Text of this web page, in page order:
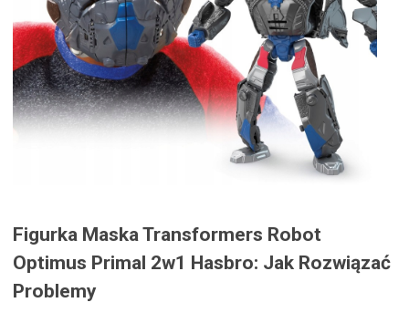
Figurka Maska Transformers Robot
Optimus Primal 2w1 Hasbro: Jak Rozwiązać
Problemy